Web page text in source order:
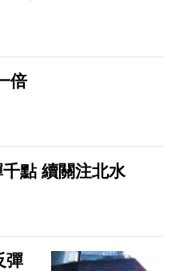
倍
點 續關注北水
彈